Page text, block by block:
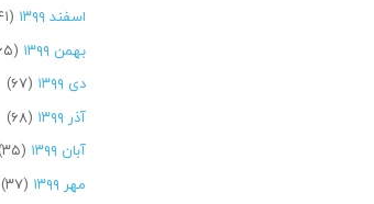
اسفند ۱۳۹۹
(۴۱)
بهمن ۱۳۹۹
(۶۵)
دی ۱۳۹۹
(۶۷)
آذر ۱۳۹۹
(۶۸)
آبان ۱۳۹۹
(۳۵)
مهر ۱۳۹۹
(۳۷)